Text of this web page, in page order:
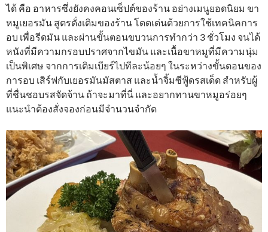
ได้ คือ อาหารซึ่งยังคงคอนเซ็ปต์ของร้าน อย่างเมนูยอดนิยม ขา
หมูเยอรมัน สูตรดั่งเดิมของร้าน โดดเด่นด้วยการใช้เทคนิคการ
อบ เพื่อรีดมัน และผ่านขั้นตอนขบวนการทำกว่า 3 ชั่วโมง จนได้
หนังที่มีความกรอบปราศจากไขมัน และเนื้อขาหมูที่มีความนุ่ม
เป็นพิเศษ จากการเติมเบียร์ไปทีละน้อยๆ ในระหว่างขั้นตอนของ
การอบ เสิร์ฟกับเยอรมันมัสตาส และน้ำจิ้มซีฟู้ดรสเด็ด สำหรับผู้
ที่ชื่นชอบรสจัดจ้าน ถ้าจะมาที่นี่ และอยากทานขาหมูอร่อยๆ
แนะนำต้องสั่งจองก่อนมีจำนวนจำกัด